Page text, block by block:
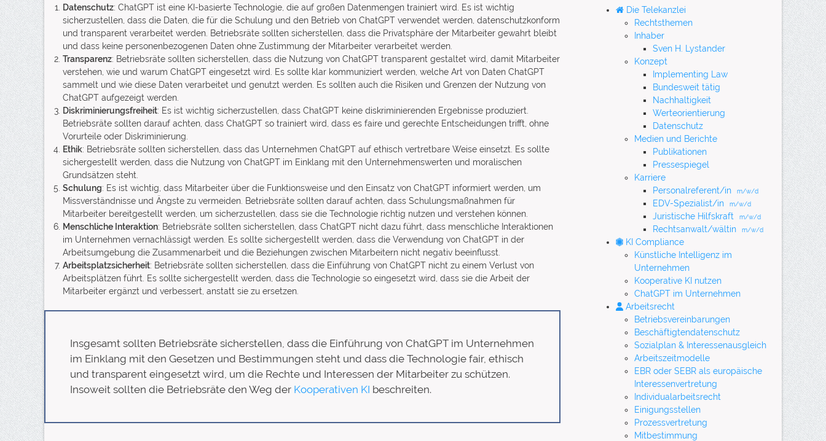
Datenschutz: ChatGPT ist eine KI-basierte Technologie, die auf großen Datenmengen trainiert wird. Es ist wichtig
sicherzustellen, dass die Daten, die für die Schulung und den Betrieb von ChatGPT verwendet werden, datenschutzkonform
und transparent verarbeitet werden. Betriebsräte sollten sicherstellen, dass die Privatsphäre der Mitarbeiter gewahrt bleibt
und dass keine personenbezogenen Daten ohne Zustimmung der Mitarbeiter verarbeitet werden.
Transparenz: Betriebsräte sollten sicherstellen, dass die Nutzung von ChatGPT transparent gestaltet wird, damit Mitarbeiter
verstehen, wie und warum ChatGPT eingesetzt wird. Es sollte klar kommuniziert werden, welche Art von Daten ChatGPT
sammelt und wie diese Daten verarbeitet und genutzt werden. Es sollten auch die Risiken und Grenzen der Nutzung von
ChatGPT aufgezeigt werden.
Diskriminierungsfreiheit: Es ist wichtig sicherzustellen, dass ChatGPT keine diskriminierenden Ergebnisse produziert.
Betriebsräte sollten darauf achten, dass ChatGPT so trainiert wird, dass es faire und gerechte Entscheidungen trifft, ohne
Vorurteile oder Diskriminierung.
Ethik: Betriebsräte sollten sicherstellen, dass das Unternehmen ChatGPT auf ethisch vertretbare Weise einsetzt. Es sollte
sichergestellt werden, dass die Nutzung von ChatGPT im Einklang mit den Unternehmenswerten und moralischen
Grundsätzen steht.
Schulung: Es ist wichtig, dass Mitarbeiter über die Funktionsweise und den Einsatz von ChatGPT informiert werden, um
Missverständnisse und Ängste zu vermeiden. Betriebsräte sollten darauf achten, dass Schulungsmaßnahmen für
Mitarbeiter bereitgestellt werden, um sicherzustellen, dass sie die Technologie richtig nutzen und verstehen können.
Menschliche Interaktion: Betriebsräte sollten sicherstellen, dass ChatGPT nicht dazu führt, dass menschliche Interaktionen
im Unternehmen vernachlässigt werden. Es sollte sichergestellt werden, dass die Verwendung von ChatGPT in der
Arbeitsumgebung die Zusammenarbeit und die Beziehungen zwischen Mitarbeitern nicht negativ beeinflusst.
Arbeitsplatzsicherheit: Betriebsräte sollten sicherstellen, dass die Einführung von ChatGPT nicht zu einem Verlust von
Arbeitsplätzen führt. Es sollte sichergestellt werden, dass die Technologie so eingesetzt wird, dass sie die Arbeit der
Mitarbeiter ergänzt und verbessert, anstatt sie zu ersetzen.
Insgesamt sollten Betriebsräte sicherstellen, dass die Einführung von ChatGPT im Unternehmen
im Einklang mit den Gesetzen und Bestimmungen steht und dass die Technologie fair, ethisch
und transparent eingesetzt wird, um die Rechte und Interessen der Mitarbeiter zu schützen.
Insoweit sollten die Betriebsräte den Weg der Kooperativen KI beschreiten.
Die Telekanzlei
Rechtsthemen
Inhaber
Sven H. Lystander
Konzept
Implementing Law
Bundesweit tätig
Nachhaltigkeit
Werteorientierung
Datenschutz
Medien und Berichte
Publikationen
Pressespiegel
Karriere
Personalreferent/in
m/w/d
EDV-Spezialist/in m/w/d
Juristische Hilfskraft m/w/d
Rechtsanwalt/wältin m/w/d
KI Compliance
Künstliche Intelligenz im
Unternehmen
Kooperative KI nutzen
ChatGPT im Unternehmen
Arbeitsrecht
Betriebsvereinbarungen
Beschäftigtendatenschutz
Sozialplan & Interessenausgleich
Arbeitszeitmodelle
EBR oder SEBR als europäische
Interessenvertretung
Individualarbeitsrecht
Einigungsstellen
Prozessvertretung
Mitbestimmung